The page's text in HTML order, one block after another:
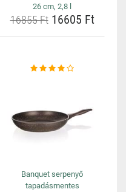
26 cm, 2,8 l
16855 Ft16605 Ft
Banquet serpenyő
tapadásmentes